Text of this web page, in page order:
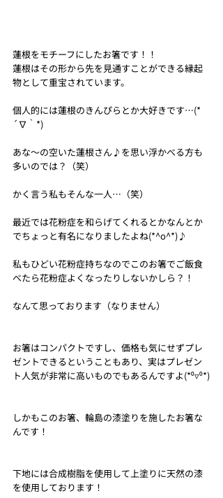
蓮根をモチーフにしたお箸です！！
蓮根はその形から先を見通すことができる縁起
物として重宝されています。
個人的には蓮根のきんぴらとか大好きです…(*
´∇｀*)
あな〜の空いた蓮根さん♪を思い浮かべる方も
多いのでは？（笑）
かく言う私もそんな一人…（笑）
最近では花粉症を和らげてくれるとかなんとか
でちょっと有名になりましたよね(*^o^*)♪
私もひどい花粉症持ちなのでこのお箸でご飯食
べたら花粉症よくなったりしないかしら？！
なんて思っております（なりません）
お箸はコンパクトですし、価格も気にせずプレ
ゼントできるということもあり、実はプレゼン
ト人気が非常に高いものでもあるんですよ(*⁰▿⁰*)
しかもこのお箸、輪島の漆塗りを施したお箸な
んです！
下地には合成樹脂を使用して上塗りに天然の漆
を使用しております！